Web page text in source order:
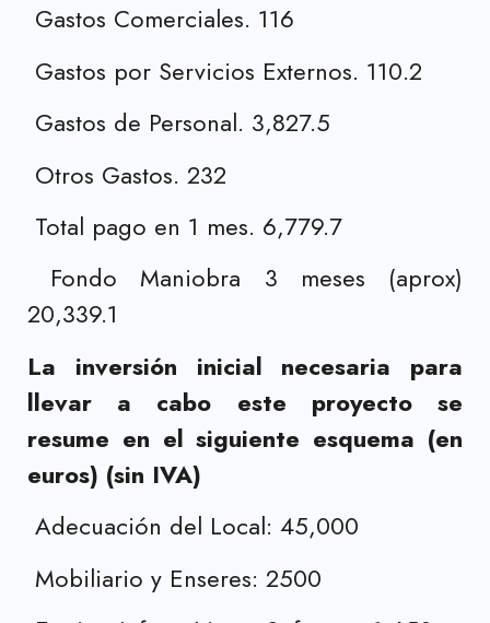
Gastos Comerciales. 116
Gastos por Servicios Externos. 110.2
Gastos de Personal. 3,827.5
Otros Gastos. 232
Total pago en 1 mes. 6,779.7
Fondo Maniobra 3 meses (aprox)
20,339.1
La inversión inicial necesaria para
llevar a cabo este proyecto se
resume en el siguiente esquema (en
euros) (sin IVA)
Adecuación del Local: 45,000
Mobiliario y Enseres: 2500